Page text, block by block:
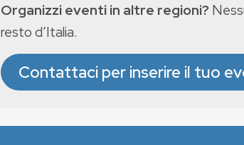
Organizzi eventi in altre regioni?
resto d’Italia.
Contattaci per inserire il tuo